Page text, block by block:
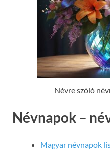
Névre szóló
Névnapok –
Magyar névnapok